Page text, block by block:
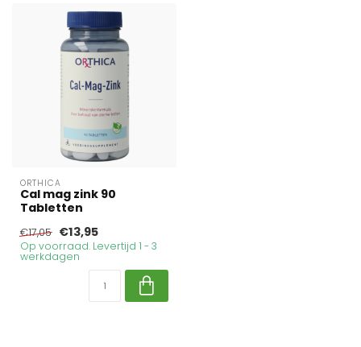
ORTHICA
Cal mag zink 90
Tabletten
€17,05 €13,95
Op voorraad. Levertijd 1 - 3
werkdagen